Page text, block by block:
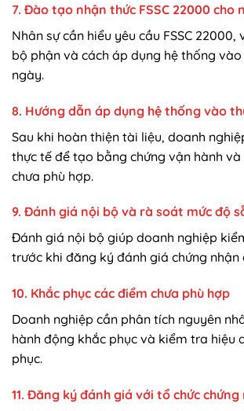
7. Đào tạo nhận thức FSSC 22000 cho
Nhân sự cần hiểu yêu cầu FSSC
bộ phận và cách áp dụng hệ thống
ngày.
8. Hướng dẫn áp dụng hệ thống vào
Sau khi hoàn thiện tài liệu, doanh
thực tế để tạo bằng chứng vận hành và
chưa phù hợp.
9. Đánh giá nội bộ và rà soát mức độ
Đánh giá nội bộ giúp doanh nghiệp
trước khi đăng ký đánh giá chứng nhận
10. Khắc phục các điểm chưa phù hợp
Doanh nghiệp cần phân tích nguyên
hành động khắc phục và kiểm tra hiệu
phục.
11. Đăng ký đánh giá với tổ chức chứng